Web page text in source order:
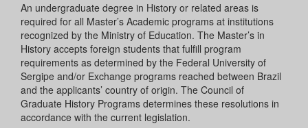
An undergraduate degree in History or related areas is
required for all Master’s Academic programs at institutions
recognized by the Ministry of Education. The Master’s in
History accepts foreign students that fulfill program
requirements as determined by the Federal University of
Sergipe and/or Exchange programs reached between Brazil
and the applicants’ country of origin. The Council of
Graduate History Programs determines these resolutions in
accordance with the current legislation.